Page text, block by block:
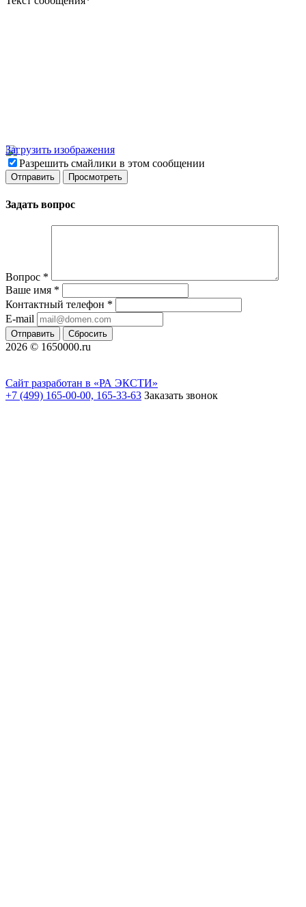
Загрузить изображения
Разрешить смайлики в этом сообщении
Задать вопрос
Вопрос *
Ваше имя *
Контактный телефон *
E-mail
Отправить Сбросить
2026 © 1650000.ru
Сайт разработан в «РА ЭКСТИ»
+7 (499) 165-00-00, 165-33-63 Заказать звонок